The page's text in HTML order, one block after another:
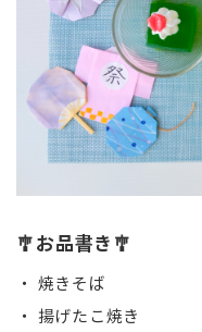
🎐お品書き🎐
・ 焼きそば
・ 揚げたこ焼き